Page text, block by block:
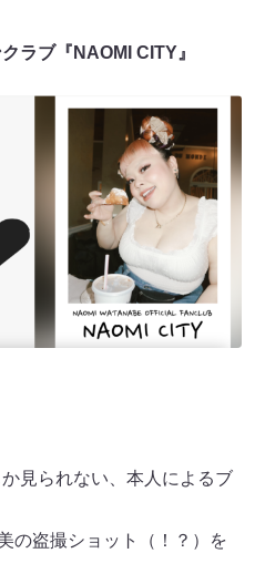
ラブ『NAOMI CITY』
見られない、本人によるブ
の盗撮ショット（！？）を